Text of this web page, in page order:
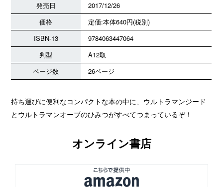
発売日
2017/12/26
価格
定価:本体640円(税別)
ISBN-13
9784063447064
判型
A12取
ページ数
26ページ
持ち運びに便利なコンパクトな本の中に、ウルトラマンジード
とウルトラマンオーブのひみつがすべてつまっているぞ！
オンライン書店